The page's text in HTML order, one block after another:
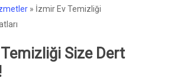
» İzmir Ev Temizliği
Size Dert